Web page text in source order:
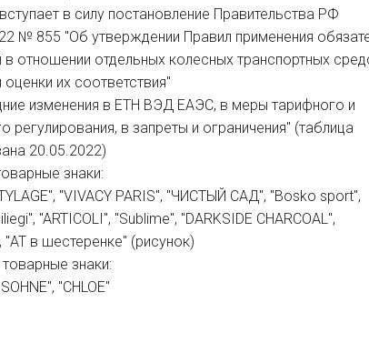
в силу постановление Правительства РФ
№ 855 "Об утверждении Правил применения
в отношении отдельных колесных транспортных
их соответствия"
изменения в ЕТН ВЭД ЕАЭС, в меры тарифного и
регулирования, в запреты и ограничения" (таблица
20.05.2022)
знаки:
"VIVACY PARIS", "ЧИСТЫЙ САД", "Bosko sport",
"ARTICOLI", "Sublime", "DARKSIDE CHARCOAL",
"АТ в шестеренке" (рисунок)
знаки:
"CHLOE"